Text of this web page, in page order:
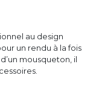
au design
un rendu à la fois
mousqueton, il